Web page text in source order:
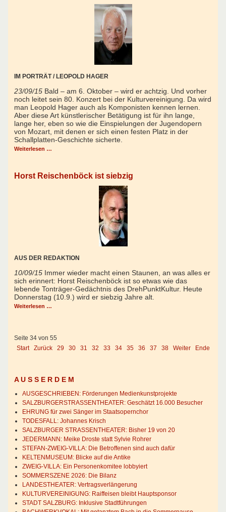
A U S S E R D E M
AUSGESCHRIEBEN: Förderungen Medienkunstprojekte
SALZBURGERSTRASSENTHEATER: Geschätzt 16.000 Besucher
EHRUNG für zwei Sänger im Staatsopernchor
TODESFALL: Johannes Krisch
SALZBURGER STRASSENTHEATER: Bisher 19 von 20
JEDERMANN: Meike Droste statt Sylvie Rohrer
STEFAN-ZWEIG-VILLA: Die Betroffenen sind auch dafür
KELTENMUSEUM: Blicke auf die Antike
ZWEIG-VILLA: Ein Personenkomitee lobbyiert
SOMMERSZENE 2026: Die Bilanz
LANDESTHEATER: Vertragsverlängerung
KULTURVEREINIGUNG: Raiffeisen bleibt Hauptsponsor
STADT SALZBURG: Inklusive Stadtführungen
IM PORTRÄT / LEOPOLD HAGER
23/09/15 Bald – am 6. Oktober – wird er achtzig. Und vorher
noch leitet sein 80. Konzert bei der Kulturvereinigung. Da wird
man Leopold Hager auch als Komponisten kennen lernen.
Aber diese Art künstlerischer Betätigung ist für ihn lange,
lange her, eben so wie die Einspielungen der Jugendopern
von Mozart, mit denen er sich einen festen Platz in der
Schallplatten-Geschichte sicherte.
Weiterlesen …
Horst Reischenböck ist siebzig
AUS DER REDAKTION
10/09/15 Immer wieder macht einen Staunen, an was alles er
sich erinnert: Horst Reischenböck ist so etwas wie das
lebende Tonträger-Gedächtnis des DrehPunktKultur. Heute
Donnerstag (10.9.) wird er siebzig Jahre alt.
Weiterlesen …
Seite 34 von 55
Start
Zurück 29 30 31 32 33 34 35 36 37 38 Weiter Ende